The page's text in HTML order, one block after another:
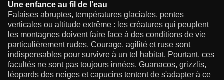
Une enfance au fil de l'eau
Falaises abruptes, températures glaciales, pentes
verticales ou altitude extrême : les créatures qui peuplent
les montagnes doivent faire face à des conditions de vie
particulièrement rudes. Courage, agilité et ruse sont
indispensables pour survivre à un tel habitat. Pourtant, ces
facultés ne sont pas toujours innées. Guanacos, grizzlis,
léopards des neiges et capucins tentent de s'adapter à ce